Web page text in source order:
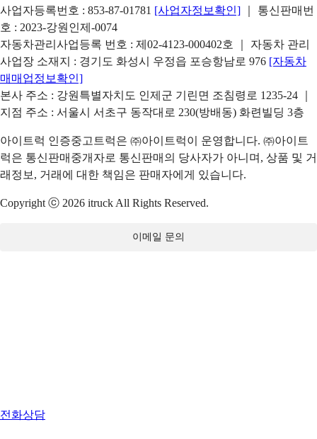
사업자등록번호 : 853-87-01781 [사업자정보확인]
｜ 통신판매번
호 : 2023-강원인제-0074
자동차관리사업등록 번호 : 제02-4123-000402호 ｜ 자동차 관리
사업장 소재지 : 경기도 화성시 우정읍 포승항남로 976 [자동차
매매업정보확인]
본사 주소 : 강원특별자치도 인제군 기린면 조침령로 1235-24 ｜
지점 주소 : 서울시 서초구 동작대로 230(방배동) 화련빌딩 3층
아이트럭 인증중고트럭은 ㈜아이트럭이 운영합니다. ㈜아이트
럭은 통신판매중개자로 통신판매의 당사자가 아니며, 상품 및 거
래정보, 거래에 대한 책임은 판매자에게 있습니다.
Copyright ⓒ 2026 itruck All Rights Reserved.
이메일 문의
전화상담